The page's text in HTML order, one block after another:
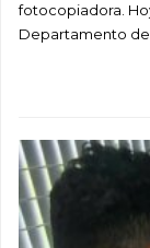
fotocopiadora.
Departamento